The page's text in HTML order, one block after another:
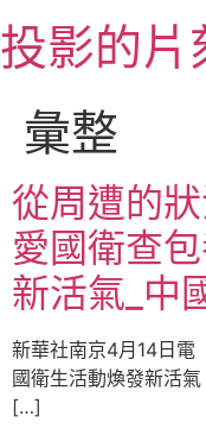
至
主
投影的片
彙整
從周遭的
愛國衛查
新活氣_中
新華社南京4月14日
國衛生活動煥發新活
[…]